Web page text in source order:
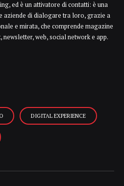
ed è un attivatore di contatti: è una
aziende di dialogare tra loro, grazie a
e mirata, che comprende magazine
web, social network e app.
DIGITAL EXPERIENCE